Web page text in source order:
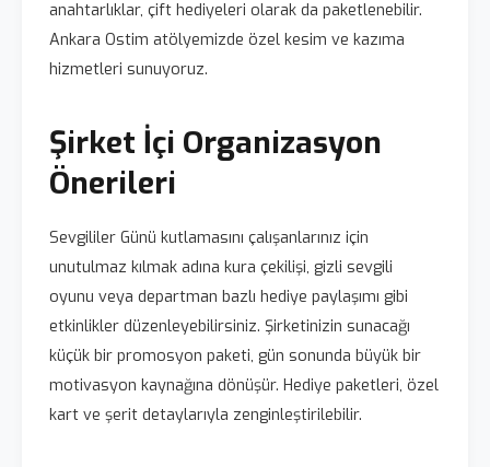
anahtarlıklar, çift hediyeleri olarak da paketlenebilir.
Ankara Ostim atölyemizde özel kesim ve kazıma
hizmetleri sunuyoruz.
Şirket İçi Organizasyon
Önerileri
Sevgililer Günü kutlamasını çalışanlarınız için
unutulmaz kılmak adına kura çekilişi, gizli sevgili
oyunu veya departman bazlı hediye paylaşımı gibi
etkinlikler düzenleyebilirsiniz. Şirketinizin sunacağı
küçük bir promosyon paketi, gün sonunda büyük bir
motivasyon kaynağına dönüşür. Hediye paketleri, özel
kart ve şerit detaylarıyla zenginleştirilebilir.